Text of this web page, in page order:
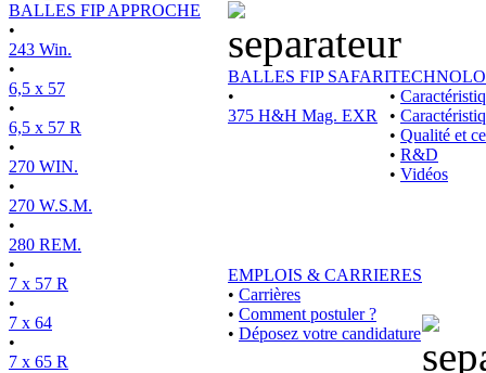
BALLES FIP APPROCHE
•
243 Win.
•
6,5 x 57
•
6,5 x 57 R
•
270 WIN.
•
270 W.S.M.
•
280 REM.
•
7 x 57 R
•
7 x 64
•
7 x 65 R
BALLES FIP SAFARI
•
375 H&H Mag. EXR
•
•
• Qualité et
• R&D
• Vidéos
EMPLOIS & CARRIERES
• Carrières
• Comment postuler ?
• Déposez votre candidature